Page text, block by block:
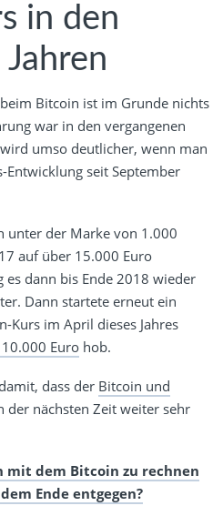
in den
Bitcoin ist im Grunde nichts
war in den vergangenen
umso deutlicher, wenn man
seit September
unter der Marke von 1.000
auf über 15.000 Euro
es dann bis Ende 2018 wieder
Dann startete erneut ein
Kurs im April dieses Jahres
Euro hob.
dass der Bitcoin und
der nächsten Zeit weiter sehr
mit dem Bitcoin zu rechnen
Ende entgegen?